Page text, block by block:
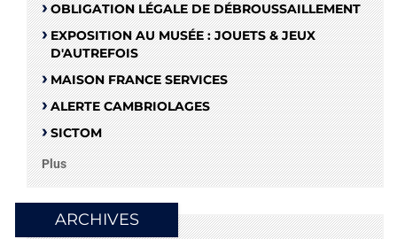
OBLIGATION LÉGALE DE DÉBROUSSAILLEMENT
EXPOSITION AU MUSÉE : JOUETS & JEUX
D'AUTREFOIS
MAISON FRANCE SERVICES
ALERTE CAMBRIOLAGES
SICTOM
Plus
ARCHIVES